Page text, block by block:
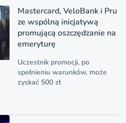
Mastercard, VeloBank i Pru
ze wspólną inicjatywą
promującą oszczędzanie na
emeryturę
Uczestnik promocji, po
spełnieniu warunków, może
zyskać 500 zł